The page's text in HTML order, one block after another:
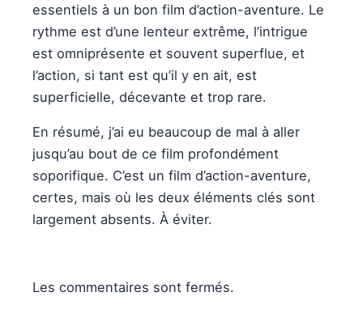
essentiels à un bon film d’action-aventure. Le
rythme est d’une lenteur extrême, l’intrigue
est omniprésente et souvent superflue, et
l’action, si tant est qu’il y en ait, est
superficielle, décevante et trop rare.
En résumé, j’ai eu beaucoup de mal à aller
jusqu’au bout de ce film profondément
soporifique. C’est un film d’action-aventure,
certes, mais où les deux éléments clés sont
largement absents. À éviter.
Les commentaires sont fermés.